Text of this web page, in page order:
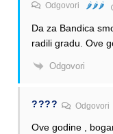
Odgovori 🌶️🌶️🌶️
Da za Bandica
radili gradu. Ove
Odgovori
???? Odgovori
Ove godine ,